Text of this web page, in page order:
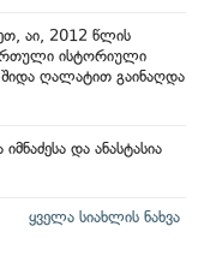
აი, 2012 წლის
ისტორიული
ღალატით გაინაღდა
და ანასტასია
ყველა სიახლის ნახვა